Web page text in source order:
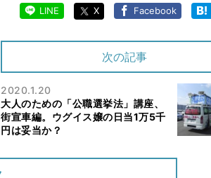
LINE X Facebook
次の記事
2020.1.20
大人のための「公職選挙法」講座、
街宣車編。ウグイス嬢の日当1万5千
円は妥当か？